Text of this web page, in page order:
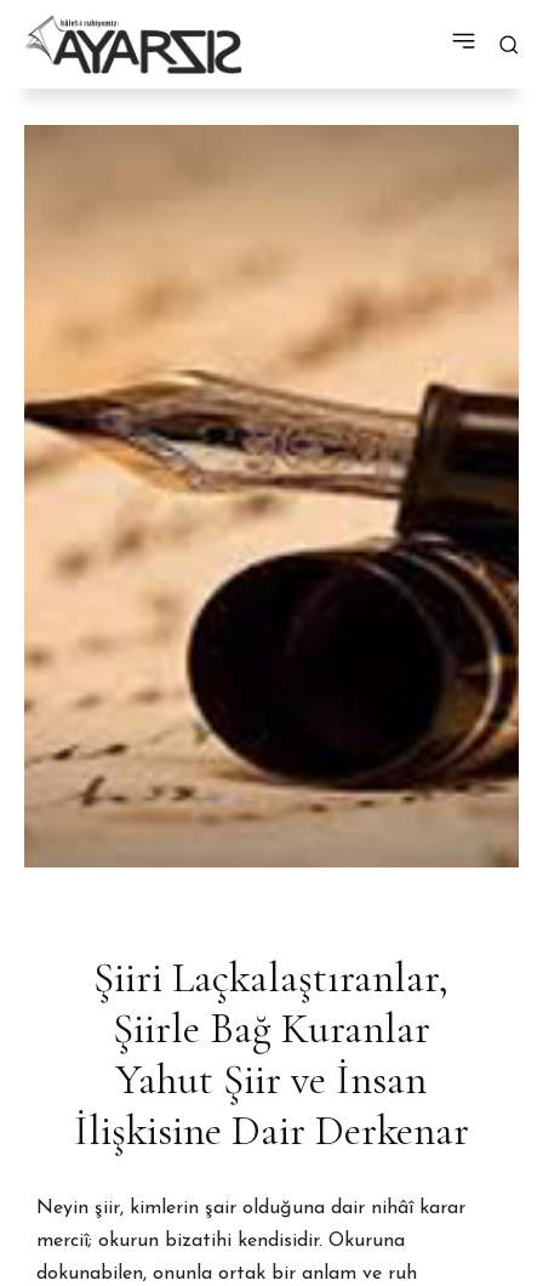
Şiiri Laçkalaştıranlar,
Şiirle Bağ Kuranlar
Yahut Şiir ve İnsan
İlişkisine Dair Derkenar
Neyin şiir, kimlerin şair olduğuna dair nihâî karar
merciî; okurun bizatihi kendisidir. Okuruna
dokunabilen, onunla ortak bir anlam ve ruh